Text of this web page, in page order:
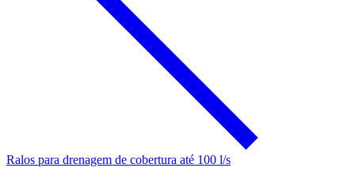
Ralos para drenagem de cobertura até 100 l/s